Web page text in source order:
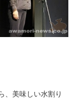
、美味しい水割り